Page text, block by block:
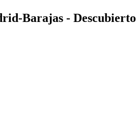
Barajas - Descubierto